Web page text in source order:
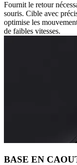
Fournit le retour
souris. Cible avec
optimise les
de faibles vitesses.
BASE EN